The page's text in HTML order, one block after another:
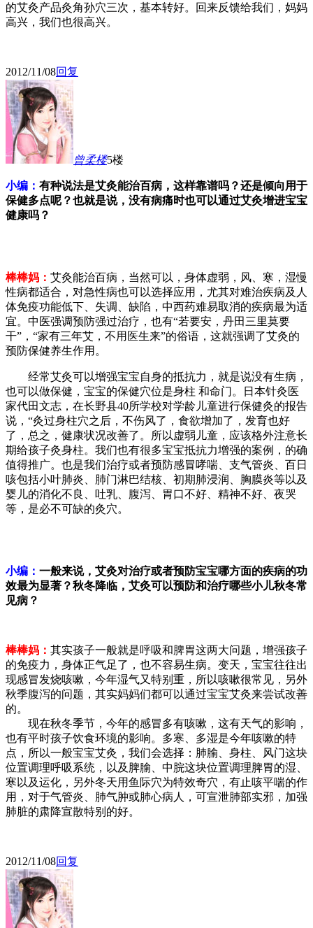
的艾灸产品灸角孙穴三次，基本转好。回来反馈给我们，妈妈
高兴，我们也很高兴。
2012/11/08回复
曾柔楼5楼
小编： 有种说法是艾灸能治百病，这样靠谱吗？还是倾向用于
保健多点呢？也就是说，没有病痛时也可以通过艾灸增进宝宝
健康吗？
棒棒妈： 艾灸能治百病，当然可以，身体虚弱，风、寒，湿慢
性病都适合，对急性病也可以选择应用，尤其对难治疾病及人
体免疫功能低下、失调、缺陷，中西药难易取消的疾病最为适
宜。中医强调预防强过治疗，也有“若要安，丹田三里莫要
干”，“家有三年艾，不用医生来”的俗语，这就强调了艾灸的
预防保健养生作用。
经常艾灸可以增强宝宝自身的抵抗力，就是说没有生病，
也可以做保健，宝宝的保健穴位是身柱 和命门。日本针灸医
家代田文志，在长野县40所学校对学龄儿童进行保健灸的报告
说，“灸过身柱穴之后，不伤风了，食欲增加了，发育也好
了，总之，健康状况改善了。所以虚弱儿童，应该格外注意长
期给孩子灸身柱。我们也有很多宝宝抵抗力增强的案例，的确
值得推广。也是我们治疗或者预防感冒哮喘、支气管炎、百日
咳包括小叶肺炎、肺门淋巴结核、初期肺浸润、胸膜炎等以及
婴儿的消化不良、吐乳、腹泻、胃口不好、精神不好、夜哭
等，是必不可缺的灸穴。
小编： 一般来说，艾灸对治疗或者预防宝宝哪方面的疾病的功
效最为显著？秋冬降临，艾灸可以预防和治疗哪些小儿秋冬常
见病？
棒棒妈： 其实孩子一般就是呼吸和脾胃这两大问题，增强孩子
的免疫力，身体正气足了，也不容易生病。变天，宝宝往往出
现感冒发烧咳嗽，今年湿气又特别重，所以咳嗽很常见，另外
秋季腹泻的问题，其实妈妈们都可以通过宝宝艾灸来尝试改善
的。
现在秋冬季节，今年的感冒多有咳嗽，这有天气的影响，
也有平时孩子饮食环境的影响。多寒、多湿是今年咳嗽的特
点，所以一般宝宝艾灸，我们会选择：肺腧、身柱、风门这块
位置调理呼吸系统，以及脾腧、中脘这块位置调理脾胃的湿、
寒以及运化，另外冬天用鱼际穴为特效奇穴，有止咳平喘的作
用，对于气管炎、肺气肿或肺心病人，可宣泄肺部实邪，加强
肺脏的肃降宣散特别的好。
2012/11/08回复